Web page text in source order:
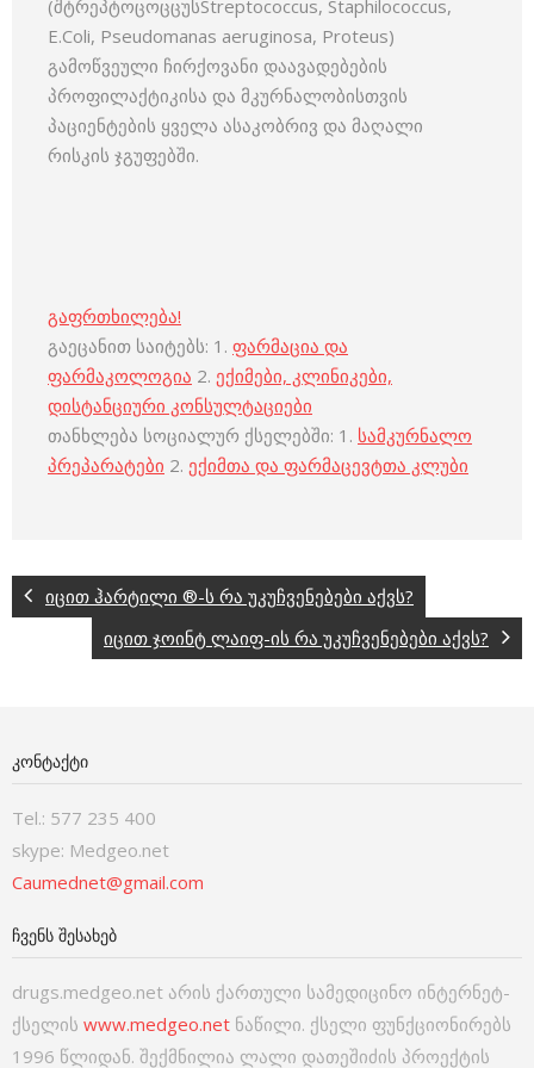
(შტრეპტოცოცცუსStreptococcus, Staphilococcus,
E.Coli, Pseudomanas aeruginosa, Proteus)
გამოწვეული ჩირქოვანი დაავადებების
პროფილაქტიკისა და მკურნალობისთვის
პაციენტების ყველა ასაკობრივ და მაღალი
რისკის ჯგუფებში.
გაფრთხილება!
გაეცანით საიტებს: 1. ფარმაცია და
ფარმაკოლოგია 2. ექიმები, კლინიკები,
დისტანციური კონსულტაციები
თანხლება სოციალურ ქსელებში: 1. სამკურნალო
პრეპარატები 2. ექიმთა და ფარმაცევტთა კლუბი
იცით ჰარტილი ®-ს რა უკუჩვენებები აქვს?
იცით ჯოინტ ლაიფ-ის რა უკუჩვენებები აქვს?
ᲙᲝᲜᲢᲐᲥᲢᲘ
Tel.: 577 235 400
skype: Medgeo.net
Caumednet@gmail.com
ᲩᲕᲔᲜᲡ ᲨᲔᲡᲐᲮᲔᲑ
drugs.medgeo.net არის ქართული სამედიცინო ინტერნეტ-
ქსელის www.medgeo.net ნაწილი. ქსელი ფუნქციონირებს
1996 წლიდან. შექმნილია ლალი დათეშიძის პროექტის